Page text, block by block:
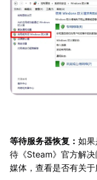
等待服务器恢复： 如
待《Steam》官方解
媒体，查看是否有关于